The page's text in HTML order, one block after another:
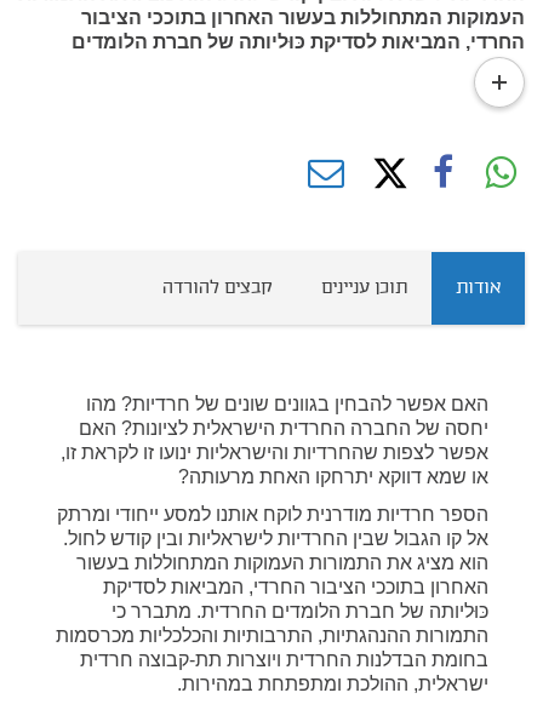
העמוקות המתחוללות בעשור האחרון בתוככי הציבור
החרדי, המביאות לסדיקת כּוּליותה של חברת הלומדים
החרדית. מתברר כי התמורות ההנהגתיות, התרבותיות
והכלכליות מכרסמות בחומת הבדלנות החרדית ויוצרות
תת-קבוצה חרדית ישראלית, ההולכת ומתפתחת במהירות.
read
more
אודות תוכן עניינים קבצים להורדה
האם אפשר להבחין בגוונים שונים של חרדיות? מהו
יחסה של החברה החרדית הישראלית לציונות? האם
אפשר לצפות שהחרדיות והישראליות ינועו זו לקראת זו,
או שמא דווקא יתרחקו האחת מרעותה?
הספר חרדיות מודרנית לוקח אותנו למסע ייחודי ומרתק
אל קו הגבול שבין החרדיות לישראליות ובין קודש לחול.
הוא מציג את התמורות העמוקות המתחוללות בעשור
האחרון בתוככי הציבור החרדי, המביאות לסדיקת
כּוּליותה של חברת הלומדים החרדית. מתברר כי
התמורות ההנהגתיות, התרבותיות והכלכליות מכרסמות
בחומת הבדלנות החרדית ויוצרות תת-קבוצה חרדית
ישראלית, ההולכת ומתפתחת במהירות.